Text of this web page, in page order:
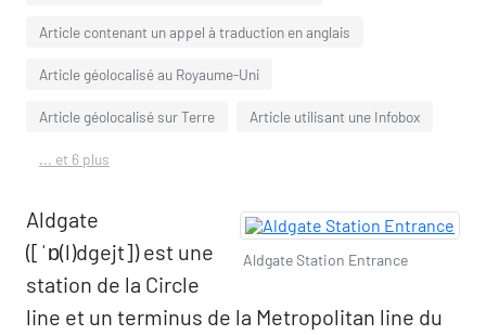
Article contenant un appel à traduction en anglais
Article géolocalisé au Royaume-Uni
Article géolocalisé sur Terre Article utilisant une Infobox
... et 6 plus
Aldgate Station Entrance
Aldgate
([ˈɒ(l)dgejt]) est une
station de la Circle
line et un terminus de la Metropolitan line du